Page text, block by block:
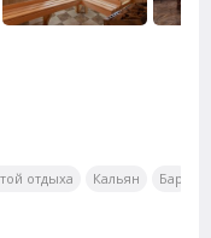
отдыха Кальян Бар